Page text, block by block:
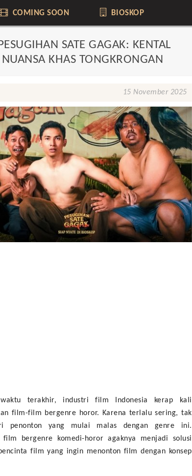
COMING SOON BIOSKOP
SATE GAGAK: KENTAL
KHAS TONGKRONGAN
15 November 2025
waktu terakhir, industri film Indonesia kerap kali
film-film bergenre horor. Karena terlalu sering, tak
penonton yang mulai malas dengan genre ini.
film bergenre komedi-horor agaknya menjadi solusi
film yang ingin menonton film dengan konsep